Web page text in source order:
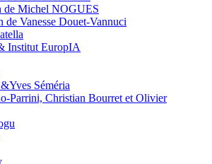
de Michel NOGUES
de Vanesse Douet-Vannuci
Institut EuropIA
Séméria
Parrini, Christian Bourret et Olivier